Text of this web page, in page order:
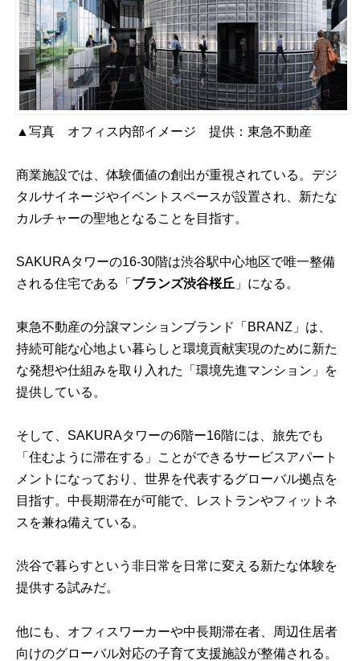
▲写真 オフィス内部イメージ 提供：東急不動産
商業施設では、体験価値の創出が重視されている。デジ
タルサイネージやイベントスペースが設置され、新たな
カルチャーの聖地となることを目指す。
SAKURAタワーの16-30階は渋谷駅中心地区で唯一整備
される住宅である「 ブランズ渋谷桜丘 」になる。
東急不動産の分譲マンションブランド「BRANZ」は、
持続可能な心地よい暮らしと環境貢献実現のために新た
な発想や仕組みを取り入れた「環境先進マンション」を
提供している。
そして、SAKURAタワーの6階ー16階には、旅先でも
「住むように滞在する」ことができるサービスアパート
メントになっており、世界を代表するグローバル拠点を
目指す。中長期滞在が可能で、レストランやフィットネ
スを兼ね備えている。
渋谷で暮らすという非日常を日常に変える新たな体験を
提供する試みだ。
他にも、オフィスワーカーや中長期滞在者、周辺住居者
向けのグローバル対応の子育て支援施設が整備される。